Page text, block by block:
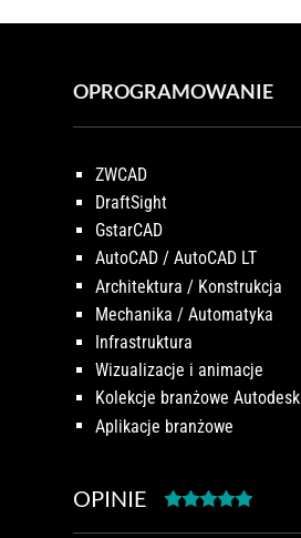
OPROGRAMOWANIE
ZWCAD
DraftSight
GstarCAD
AutoCAD / AutoCAD LT
Architektura / Konstrukcja
Mechanika / Automatyka
Infrastruktura
Wizualizacje i animacje
Kolekcje branżowe Autodesk
Aplikacje branżowe
OPINIE